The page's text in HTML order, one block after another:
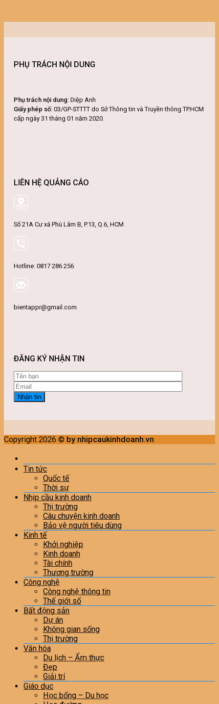
PHỤ TRÁCH NỘI DUNG
Phụ trách nội dung: Diệp Anh
Giấy phép số: 03/GP-STTTT do Sở Thông tin và Truyền thông TP.HCM
cấp ngày 31 tháng 01 năm 2020.
LIÊN HỆ QUẢNG CÁO
Số 21A Cư xá Phú Lâm B, P.13, Q.6, HCM
Hotline: 0817 286 256
bientappr@gmail.com
ĐĂNG KÝ NHẬN TIN
Copyright 2026 © by nhipcaukinhdoanh.vn
Tin tức
Quốc tế
Thời sự
Nhịp cầu kinh doanh
Thị trường
Câu chuyện kinh doanh
Bảo vệ người tiêu dùng
Kinh tế
Khởi nghiệp
Kinh doanh
Tài chính
Thương trường
Công nghệ
Công nghệ thông tin
Thế giới số
Bất động sản
Dự án
Không gian sống
Thị trường
Văn hóa
Du lịch – Ẩm thực
Đẹp
Giải trí
Giáo dục
Học bổng – Du học